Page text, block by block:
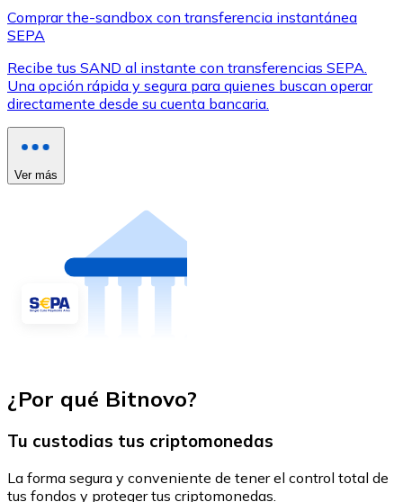
Comprar the-sandbox con transferencia instantánea
SEPA
Recibe tus SAND al instante con transferencias SEPA.
Una opción rápida y segura para quienes buscan operar
directamente desde su cuenta bancaria.
Ver más
¿Por qué Bitnovo?
Tu custodias tus criptomonedas
La forma segura y conveniente de tener el control total de
tus fondos y proteger tus criptomonedas.